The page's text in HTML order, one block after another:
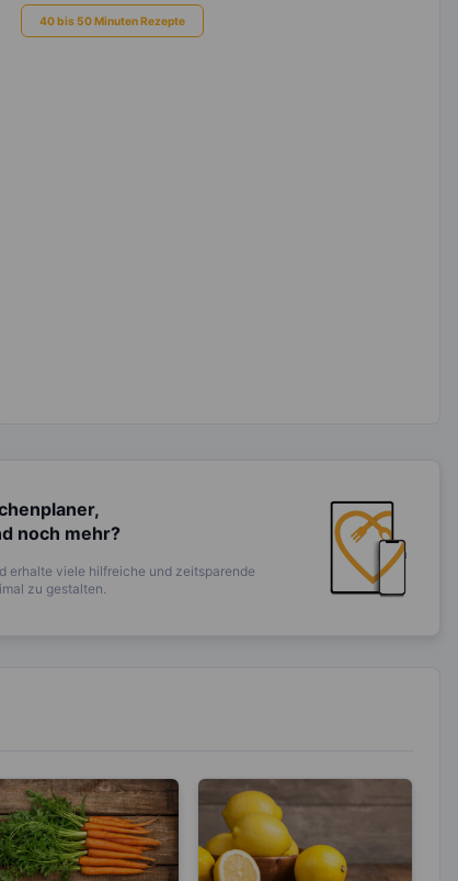
40 bis 50 Minuten Rezepte
noch mehr?
erhalte viele hilfreiche und zeitsparende
zu gestalten.